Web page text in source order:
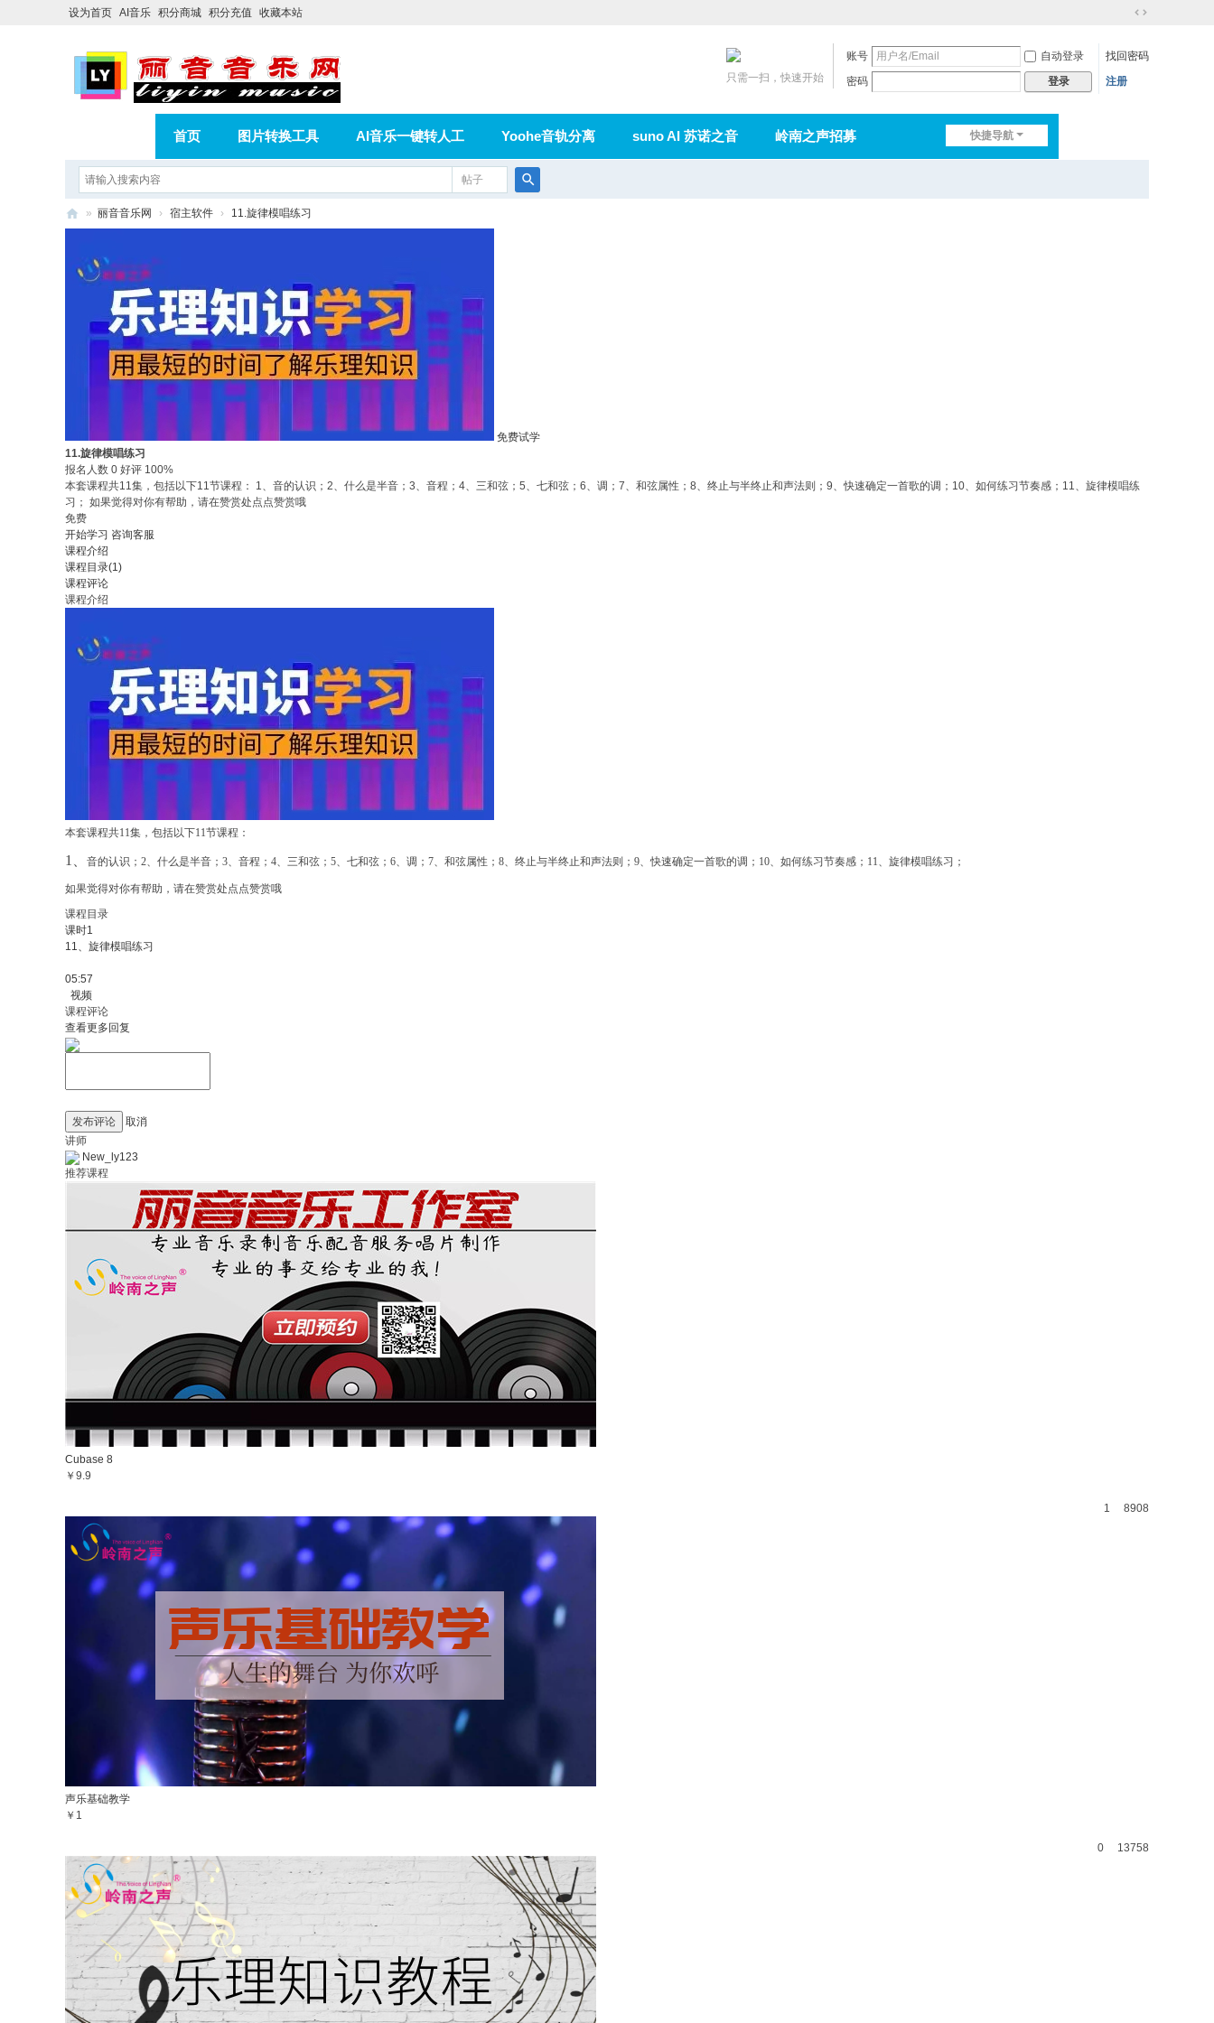
设为首页 AI音乐 积分商城 积分充值 收藏本站
到
账号 自动登录
找回密码
密码
登录 注册
只需一扫，快速开始
快捷导航
首页 图片转换工具 AI音乐一键转人工 Yoohe音轨分离 suno AI 苏诺之音 岭南之声招募
在线论坛
相册 分享 记录
帖子
» 丽音音乐网 › 宿主软件 › 11.旋律模唱练习
免费试学
11.旋律模唱练习
报名人数 0 好评 100%
本套课程共11集，包括以下11节课程： 1、音的认识；2、什么是半音；3、音程；4、三和弦；5、七和弦；6、调；7、和弦属性；8、终止与半终止和声法则；9、快速确定一首歌的调；10、如何练习节奏感；11、旋律模唱练
习； 如果觉得对你有帮助，请在赞赏处点点赞赏哦
免费
开始学习 咨询客服
课程介绍
课程目录(1)
课程评论
课程介绍
本套课程共11集，包括以下11节课程：
1、 音的认识； 2、什么是半音； 3、音程； 4、三和弦； 5、七和弦； 6、调； 7、和弦属性； 8、终止与半终止和声法则； 9、快速确定一首歌的调； 10、如何练习节奏感； 11、旋律模唱练习；
如果觉得对你有帮助，请在赞赏处点点赞赏哦
课程目录
课时1
11、旋律模唱练习
05:57
视频
课程评论
查看更多回复
发布评论
取消
讲师
New_ly123
推荐课程
Cubase 8
￥9.9
1 8908
声乐基础教学
￥1
0 13758